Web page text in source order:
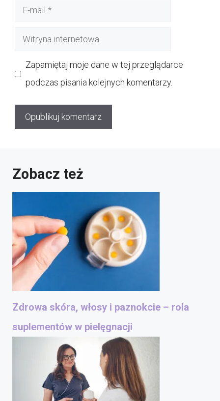
Witryna
Zapamiętaj moje dane w tej przeglądarce
podczas pisania kolejnych komentarzy.
Zobacz też
Zdrowa skóra, włosy i paznokcie – rola
suplementów w pielęgnacji